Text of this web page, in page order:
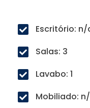
Escritório: n/
Salas: 3
Lavabo: 1
Mobiliado: